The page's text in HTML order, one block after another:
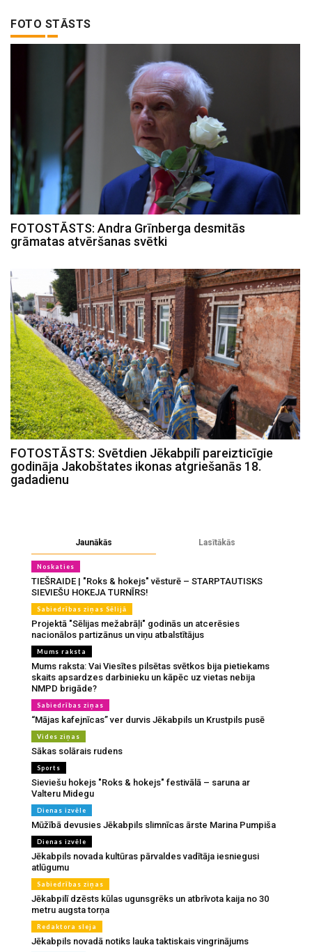
FOTO STĀSTS
FOTOSTĀSTS: Andra Grīnberga desmitās
grāmatas atvēršanas svētki
FOTOSTĀSTS: Svētdien Jēkabpilī pareizticīgie
godināja Jakobštates ikonas atgriešanās 18.
gadadienu
Jaunākās Lasītākās
Noskaties
TIEŠRAIDE | "Roks & hokejs" vēsturē – STARPTAUTISKS
SIEVIEŠU HOKEJA TURNĪRS!
Sabiedrības ziņas Sēlijā
Projektā "Sēlijas mežabrāļi" godinās un atcerēsies
nacionālos partizānus un viņu atbalstītājus
Mums raksta
Mums raksta: Vai Viesītes pilsētas svētkos bija pietiekams
skaits apsardzes darbinieku un kāpēc uz vietas nebija
NMPD brigāde?
Sabiedrības ziņas
“Mājas kafejnīcas” ver durvis Jēkabpils un Krustpils pusē
Vides ziņas
Sākas solārais rudens
Sports
Sieviešu hokejs "Roks & hokejs" festivālā – saruna ar
Valteru Midegu
Dienas izvēle
Mūžībā devusies Jēkabpils slimnīcas ārste Marina Pumpiša
Dienas izvēle
Jēkabpils novada kultūras pārvaldes vadītāja iesniegusi
atlūgumu
Sabiedrības ziņas
Jēkabpilī dzēsts kūlas ugunsgrēks un atbrīvota kaija no 30
metru augsta torņa
Redaktora sleja
Jēkabpils novadā notiks lauka taktiskais vingrinājums